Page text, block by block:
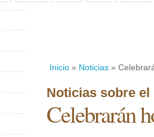
Inicio » Noticias »
Noticias sobre
Celebrarán